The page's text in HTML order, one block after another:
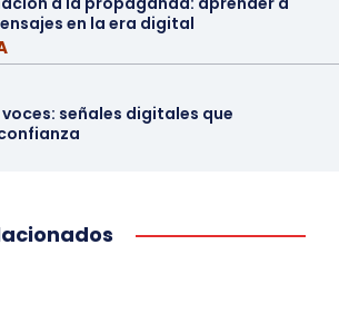
en la era digital
señales digitales que